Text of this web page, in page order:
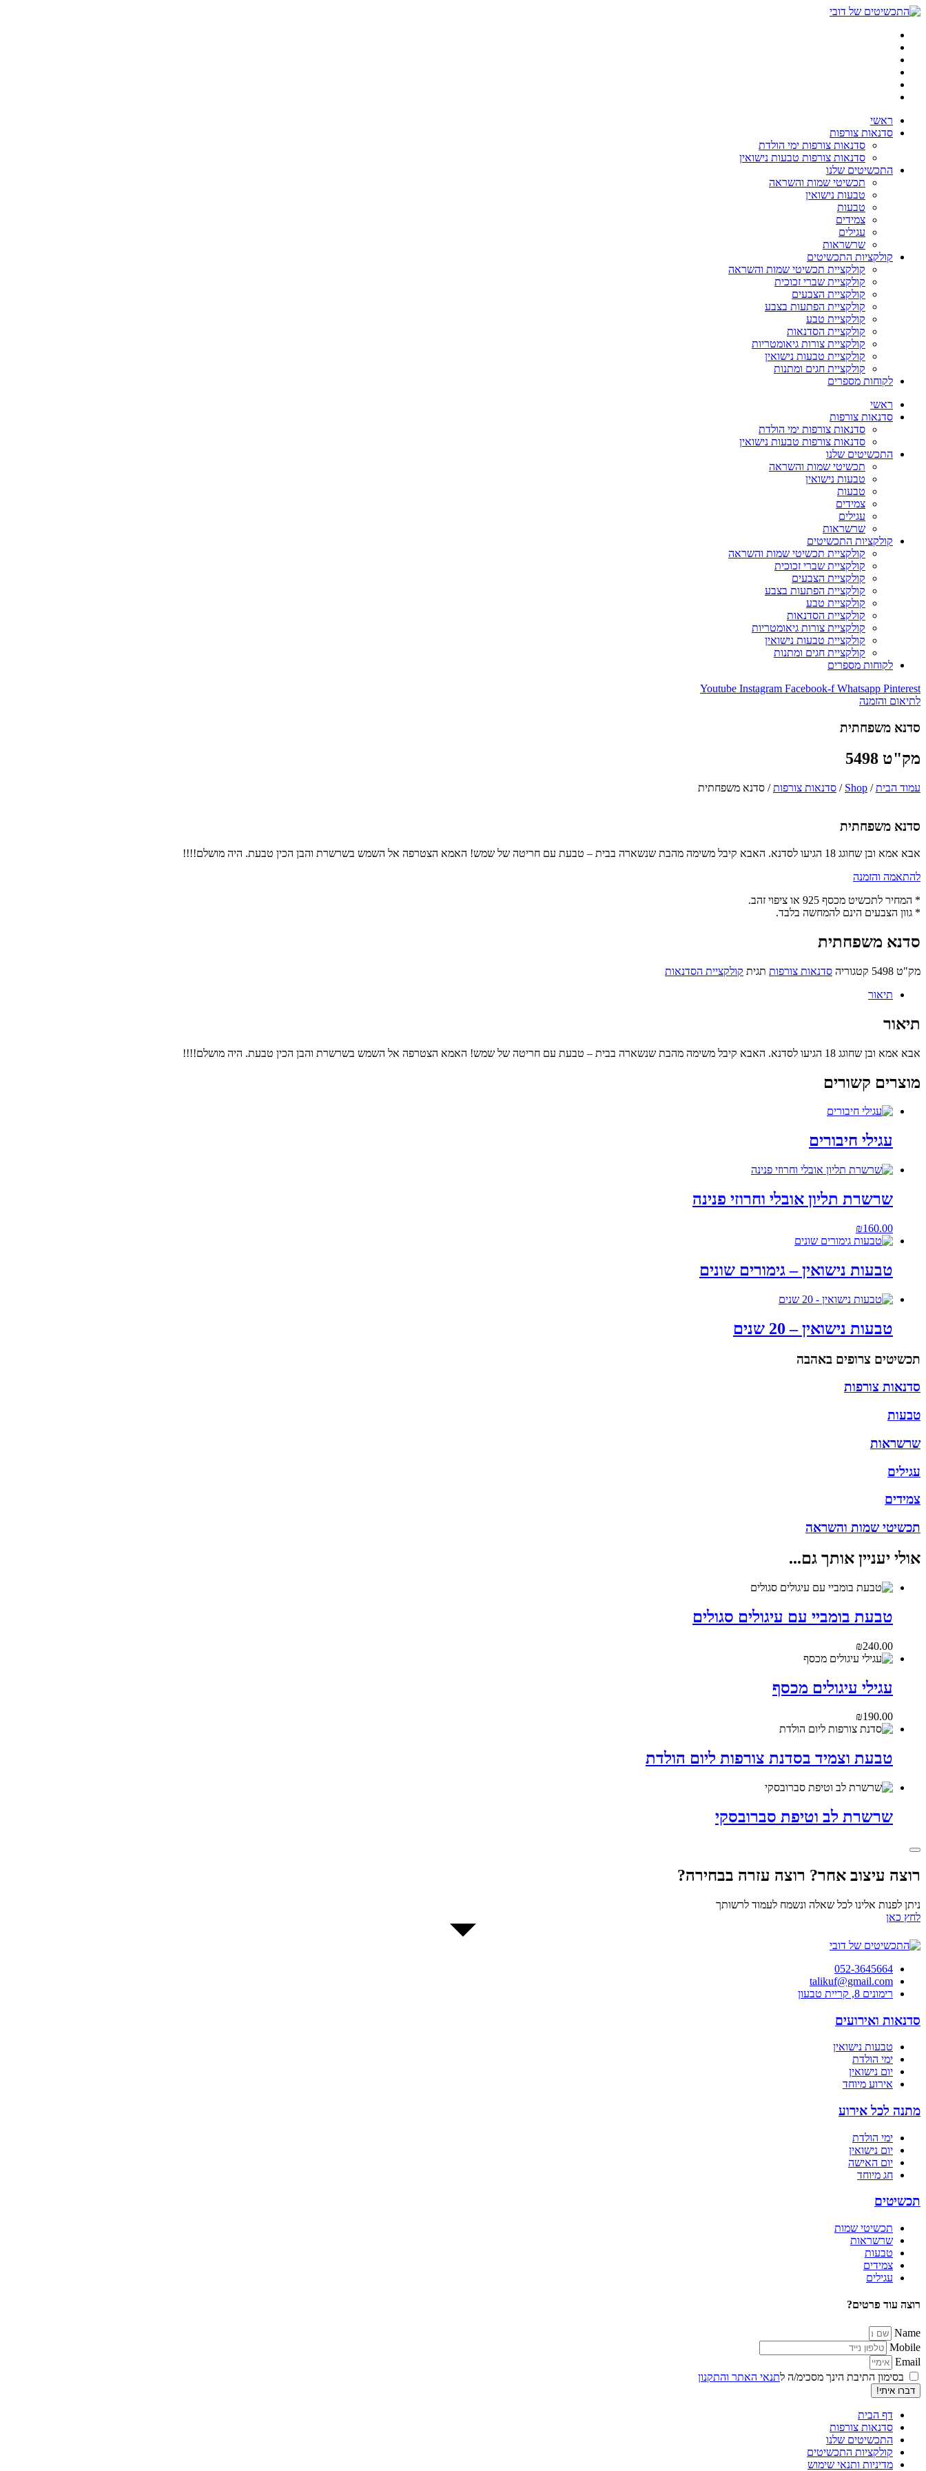
דלג
ראשי
סדנאות צורפות
סדנאות צורפות ימי הולדת
סדנאות צורפות טבעות נישואין
התכשיטים שלנו
תכשיטי שמות והשראה
טבעות נישואין
טבעות
צמידים
עגילים
שרשראות
קולקציות התכשיטים
קולקציית תכשיטי שמות והשראה
קולקציית שברי זכוכית
קולקציית הצבעים
קולקציית הפתעות בצבע
קולקציית טבע
קולקציית הסדנאות
קולקציית צורות גיאומטריות
קולקציית טבעות נישואין
קולקציית חגים ומתנות
לקוחות מספרים
ראשי
סדנאות צורפות
סדנאות צורפות ימי הולדת
סדנאות צורפות טבעות נישואין
התכשיטים שלנו
תכשיטי שמות והשראה
טבעות נישואין
טבעות
צמידים
עגילים
שרשראות
קולקציות התכשיטים
קולקציית תכשיטי שמות והשראה
קולקציית שברי זכוכית
קולקציית הצבעים
קולקציית הפתעות בצבע
קולקציית טבע
קולקציית הסדנאות
קולקציית צורות גיאומטריות
קולקציית טבעות נישואין
קולקציית חגים ומתנות
לקוחות מספרים
Youtube Instagram Facebook-f Whatsapp Pinterest
לתיאום והזמנה
סדנא משפחתית
מק"ט 5498
עמוד הבית/
Shop
/ סדנאות צורפות/ סדנא משפחתית
סדנא משפחתית
אבא אמא ובן שחוגג 18 הגיעו לסדנא. האבא קיבל משימה מהבת שנשארה בבית – טבעת עם חריטה של שמש! האמא הצטרפה אל השמש בשרשרת והבן הכין טבעת. היה מושלם!!!!
להתאמה והזמנה
* המחיר לתכשיט מכסף 925 או ציפוי זהב.
* גוון הצבעים הינם להמחשה בלבד.
סדנא משפחתית
מק"ט 5498 קטגוריה סדנאות צורפות תגית קולקציית הסדנאות
תיאור
תיאור
אבא אמא ובן שחוגג 18 הגיעו לסדנא. האבא קיבל משימה מהבת שנשארה בבית – טבעת עם חריטה של שמש! האמא הצטרפה אל השמש בשרשרת והבן הכין טבעת. היה מושלם!!!!
מוצרים קשורים
עגילי חיבורים
שרשרת תליון אובלי וחרוזי פנינה
₪160.00
טבעות נישואין – גימורים שונים
טבעות נישואין – 20 שנים
תכשיטים צרופים באהבה
סדנאות צורפות
טבעות
שרשראות
עגילים
צמידים
תכשיטי שמות והשראה
אולי יעניין אותך גם...
טבעת בומביי עם עיגולים סגולים
₪240.00
עגילי עיגולים מכסף
₪190.00
טבעת וצמיד בסדנת צורפות ליום הולדת
שרשרת לב וטיפת סברובסקי
רוצה עיצוב אחר? רוצה עזרה בבחירה?
ניתן לפנות אלינו לכל שאלה ונשמח לעמוד לרשותך
לחץ כאן
052-3645664
talikuf@gmail.com
רימונים 8, קריית טבעון
סדנאות ואירועים
טבעות נישואין
ימי הולדת
יום נישואין
אירוע מיוחד
מתנה לכל אירוע
ימי הולדת
יום נישואין
יום האישה
חג מיוחד
תכשיטים
תכשיטי שמות
שרשראות
טבעות
צמידים
עגילים
רוצה עוד פרטים?
Name
Mobile
Email
בסימון התיבת הינך מסכימ/ה לתנאי האתר והתקנון
דברו איתי!
דף הבית
סדנאות צורפות
התכשיטים שלנו
קולקציות התכשיטים
מדיניות ותנאי שימוש